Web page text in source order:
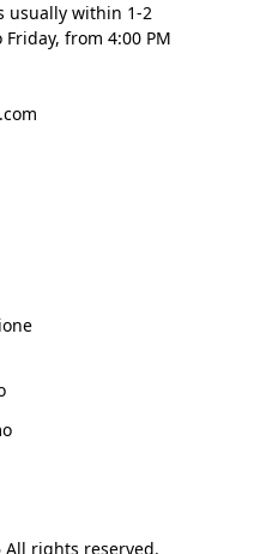
usually within 1-2
from 4:00 PM
All rights reserved.